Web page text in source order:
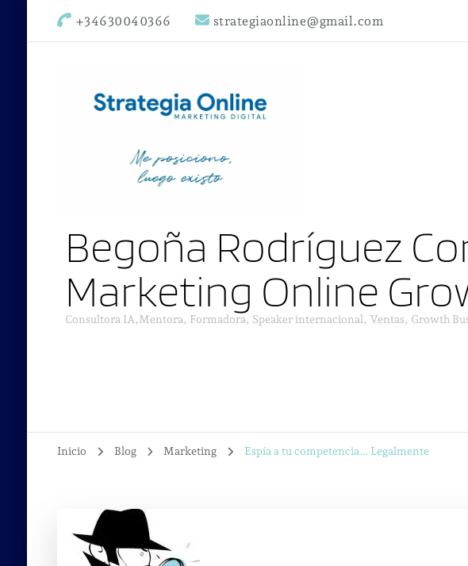
+34630040366 strategiaonline@gmail.com
Begoña Rodríguez
Marketing Online
Consultora IA,Mentora, Formadora, Speaker internacional, Ventas, Growth
Inicio Blog Marketing Espía a tu competencia… Legalmente